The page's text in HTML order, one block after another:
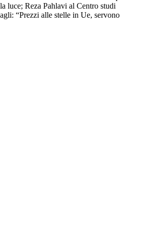
luce; Reza Pahlavi al Centro studi
“Prezzi alle stelle in Ue, servono